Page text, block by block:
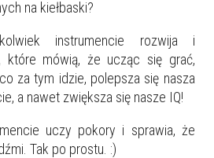
Minimum
od do lat
mężczyzna
na kiełbaski?
instrumencie rozwija i
które mówią, że ucząc się grać,
za tym idzie, polepsza się nasza
a nawet zwiększa się nasze IQ!
uczy pokory i sprawia, że
Tak po prostu. :)